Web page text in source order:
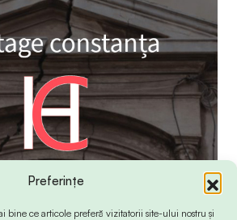
Preferințe
bine ce articole preferă vizitatorii site-ului nostru și